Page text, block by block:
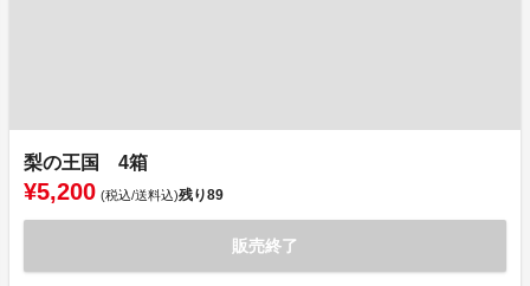
梨の王国 4箱
¥5,200 (税込/送料込)残り89
販売終了